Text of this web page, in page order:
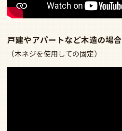
戸建やアパートなど木造の場合
（木ネジを使用しての固定）